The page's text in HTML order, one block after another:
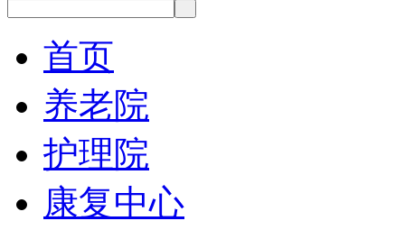
首页
养老院
护理院
康复中心